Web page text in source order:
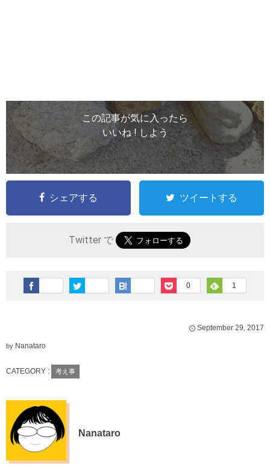
この記事が気に入ったら
いいね ! しよう
シェアする ツイートする
Twitter で
0 1
September 29, 2017
by Nanataro
CATEGORY : 考え事
Nanataro